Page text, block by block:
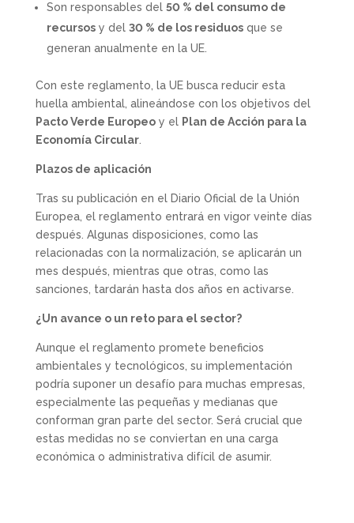
Son responsables del 50 % del consumo de
recursosy del 30 % de los residuosque se
generan anualmente en la UE.
Con este reglamento, la UE busca reducir esta
huella ambiental, alineándose con los objetivos del
Pacto Verde Europeoy el Plan de Acción para la
Economía Circular.
Plazos de aplicación
Tras su publicación en el Diario Oficial de la Unión
Europea, el reglamento entrará en vigor veinte días
después. Algunas disposiciones, como las
relacionadas con la normalización, se aplicarán un
mes después, mientras que otras, como las
sanciones, tardarán hasta dos años en activarse.
¿Un avance o un reto para el sector?
Aunque el reglamento promete beneficios
ambientales y tecnológicos, su implementación
podría suponer un desafío para muchas empresas,
especialmente las pequeñas y medianas que
conforman gran parte del sector. Será crucial que
estas medidas no se conviertan en una carga
económica o administrativa difícil de asumir.